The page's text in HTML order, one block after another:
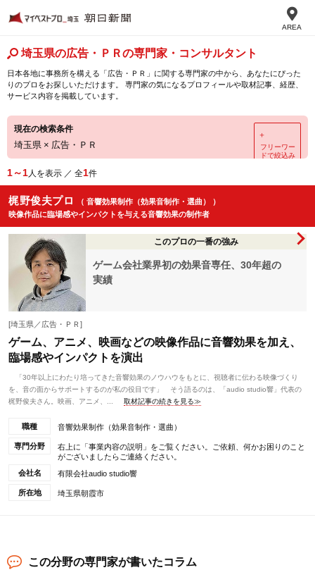
AREA
埼玉県の広告・ＰＲの専門家・コンサルタント
日本各地に事務所を構える「広告・ＰＲ」に関する専門家の中から、あなたにぴった
りのプロをお探しいただけます。 専門家の気になるプロフィールや取材記事、経歴、
サービス内容を掲載しています。
現在の検索条件
埼玉県 × 広告・ＰＲ
＋
フリーワー
ドで絞込み
1～1人を表示 ／ 全1件
梶野俊夫プロ
（ 音響効果制作（効果音制作・選曲） ）
映像作品に臨場感やインパクトを与える音響効果の制作者
このプロの一番の強み
ゲーム会社業界初の効果音専任、30年超の
実績
[埼玉県／広告・ＰＲ]
ゲーム、アニメ、映画などの映像作品に音響効果を加え、
臨場感やインパクトを演出
「30年以上にわたり培ってきた音響効果のノウハウをもとに、視聴者に伝わる映像づくり
を、音の面からサポートするのが私の役目です」 そう語るのは、「audio studio響」代表の
梶野俊夫さん。映画、アニメ、...
取材記事の続きを見る≫
職種 音響効果制作（効果音制作・選曲）
専門分野
右上に「事業内容の説明」をご覧ください。ご依頼、何かお困りのこと
がございましたらご連絡ください。
会社名
有限会社audio studio響
所在地 埼玉県朝霞市
この分野の専門家が書いたコラム